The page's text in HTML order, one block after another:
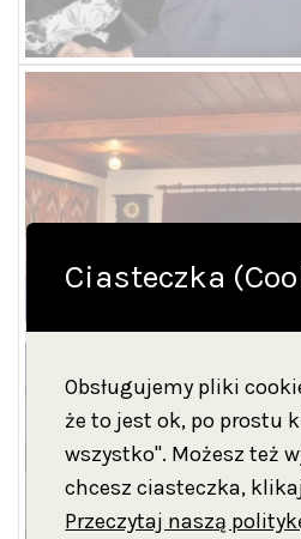
Ciasteczka
Obsługujemy pliki
że to jest ok, po prostu
wszystko". Możesz też
chcesz ciasteczka,
Przeczytaj naszą